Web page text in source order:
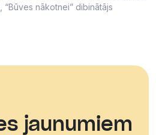
“Būves nākotnei” dibinātājs
jaunumiem